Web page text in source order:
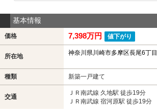
基本情報
価格 7,398万円 値下がり
所在地 神奈川県川崎市多摩区長尾6丁目
種類 新築一戸建て
交通
ＪＲ南武線 久地駅 徒歩19分
ＪＲ南武線 宿河原駅 徒歩19分